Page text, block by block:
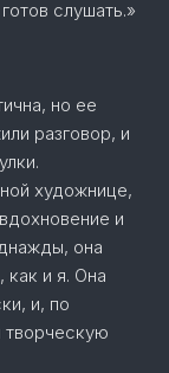
слушать.»
но ее
разговор, и
художнице,
и
она
как и я. Она
и, по
творческую